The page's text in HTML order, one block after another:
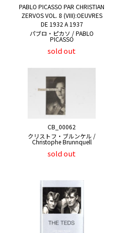
PABLO PICASSO PAR CHRISTIAN
ZERVOS VOL. 8 (VIII):OEUVRES
DE 1932 A 1937
パブロ・ピカソ / PABLO
PICASSO
sold out
CB_00062
クリストフ・ブルンケル /
Christophe Brunnquell
sold out